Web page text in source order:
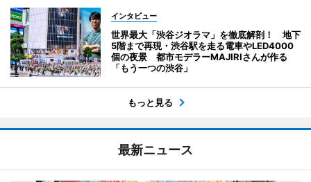
インタビュー
世界最大「渋谷ジオラマ」を徹底解剖！ 地下
5階まで再現・渋谷駅を走る電車やLED4000
個の夜景 都市モデラーMAJIRIさんが作る
「もう一つの渋谷」
もっと見る
最新ニュース